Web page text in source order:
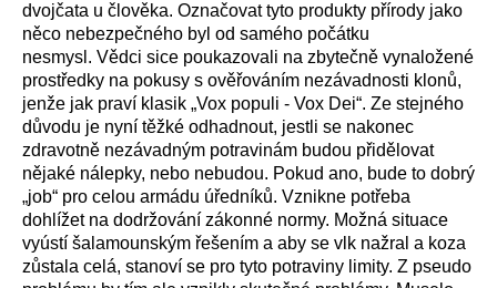
dvojčata u člověka. Označovat tyto produkty přírody jako
něco nebezpečného byl od samého počátku
nesmysl. Vědci sice poukazovali na zbytečně vynaložené
prostředky na pokusy s ověřováním nezávadnosti klonů,
jenže jak praví klasik „Vox populi - Vox Dei“. Ze stejného
důvodu je nyní těžké odhadnout, jestli se nakonec
zdravotně nezávadným potravinám budou přidělovat
nějaké nálepky, nebo nebudou. Pokud ano, bude to dobrý
„job“ pro celou armádu úředníků. Vznikne potřeba
dohlížet na dodržování zákonné normy. Možná situace
vyústí šalamounským řešením a aby se vlk nažral a koza
zůstala celá, stanoví se pro tyto potraviny limity. Z pseudo